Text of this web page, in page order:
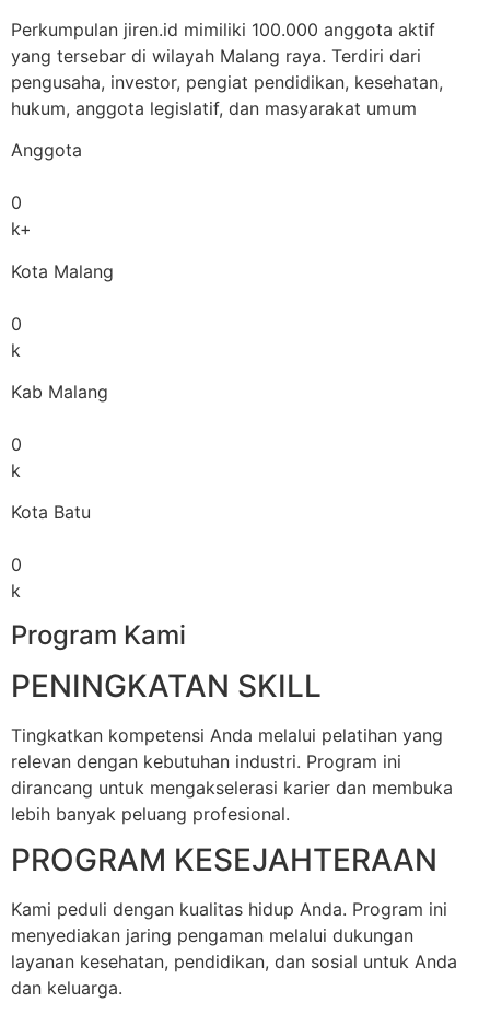
Perkumpulan jiren.id mimiliki 100.000 anggota aktif
yang tersebar di wilayah Malang raya. Terdiri dari
pengusaha, investor, pengiat pendidikan, kesehatan,
hukum, anggota legislatif, dan masyarakat umum
Anggota
0
k+
Kota Malang
0
k
Kab Malang
0
k
Kota Batu
0
k
Program Kami
PENINGKATAN SKILL
Tingkatkan kompetensi Anda melalui pelatihan yang
relevan dengan kebutuhan industri. Program ini
dirancang untuk mengakselerasi karier dan membuka
lebih banyak peluang profesional.
PROGRAM KESEJAHTERAAN
Kami peduli dengan kualitas hidup Anda. Program ini
menyediakan jaring pengaman melalui dukungan
layanan kesehatan, pendidikan, dan sosial untuk Anda
dan keluarga.